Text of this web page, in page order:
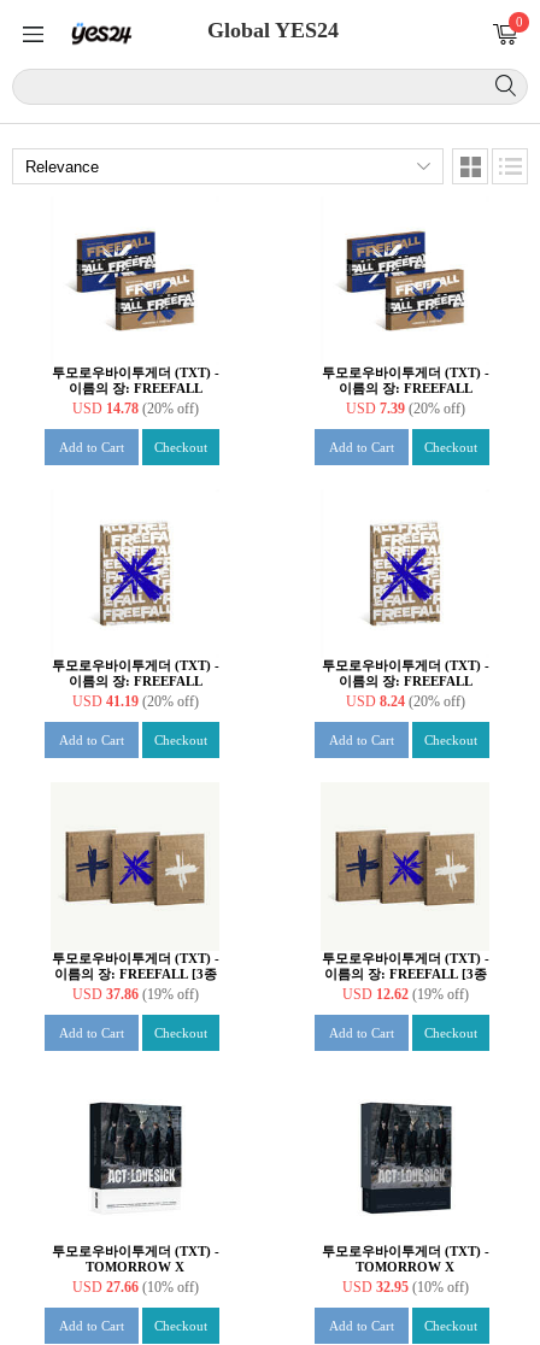
Global YES24 0
투모로우바이투게더 (TXT) -
이름의 장: FREEFALL
[Weverse Albums ver.][2종
SET]
USD 14.78 (20% off)
Add to Cart Checkout
투모로우바이투게더 (TXT) -
이름의 장: FREEFALL
[Weverse Albums ver.][2종
중 1종 랜덤 발송]
USD 7.39 (20% off)
Add to Cart Checkout
투모로우바이투게더 (TXT) -
이름의 장: FREEFALL
[GRAVITY ver.][5종 SET]
USD 41.19 (20% off)
Add to Cart Checkout
투모로우바이투게더 (TXT) -
이름의 장: FREEFALL
[GRAVITY ver.][버전 5종 중
1종 랜덤 발송]
USD 8.24 (20% off)
Add to Cart Checkout
투모로우바이투게더 (TXT) -
이름의 장: FREEFALL [3종
SET]
USD 37.86 (19% off)
Add to Cart Checkout
투모로우바이투게더 (TXT) -
이름의 장: FREEFALL [3종
중 1종 랜덤발송]
USD 12.62 (19% off)
Add to Cart Checkout
투모로우바이투게더 (TXT) -
TOMORROW X
TOGETHER WORLD
TOUR [ACT : LOVE SICK]
USD 27.66 (10% off)
Add to Cart Checkout
투모로우바이투게더 (TXT) -
TOMORROW X
TOGETHER WORLD
TOUR [ACT : LOVE SICK]
CODE]
USD 32.95 (10% off)
Add to Cart Checkout